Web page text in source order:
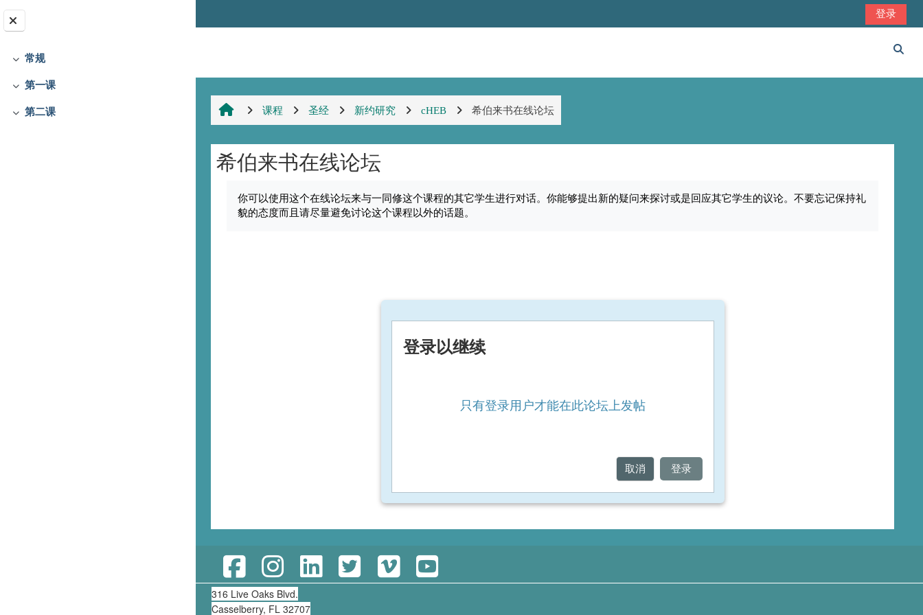
折叠
常规
折叠
第一课
折叠
第二课
登录
课程 圣经 新约研究 cHEB 希伯来书在线论坛
希伯来书在线论坛
你可以使用这个在线论坛来与一同修这个课程的其它学生进行对话。你能够提出新的疑问来探讨或是回应其它学生的议论。不要忘记保持礼
貌的态度而且请尽量避免讨论这个课程以外的话题。
登录以继续
只有登录用户才能在此论坛上发帖
取消 登录
316 Live Oaks Blvd.
Casselberry, FL 32707